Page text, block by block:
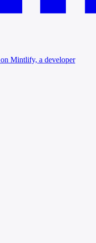
Mintlify, a developer